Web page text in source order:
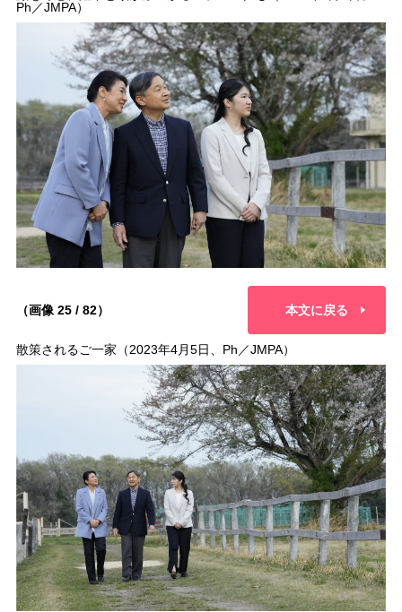
Ph／JMPA）
（画像 25 / 82） 本文に戻る
散策されるご一家（2023年4月5日、Ph／JMPA）